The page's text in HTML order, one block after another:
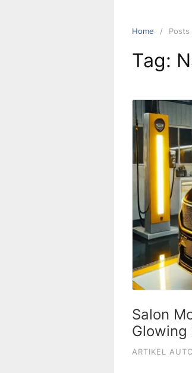
Home Posts
Tag:
Salon
Glowing
ARTIKEL